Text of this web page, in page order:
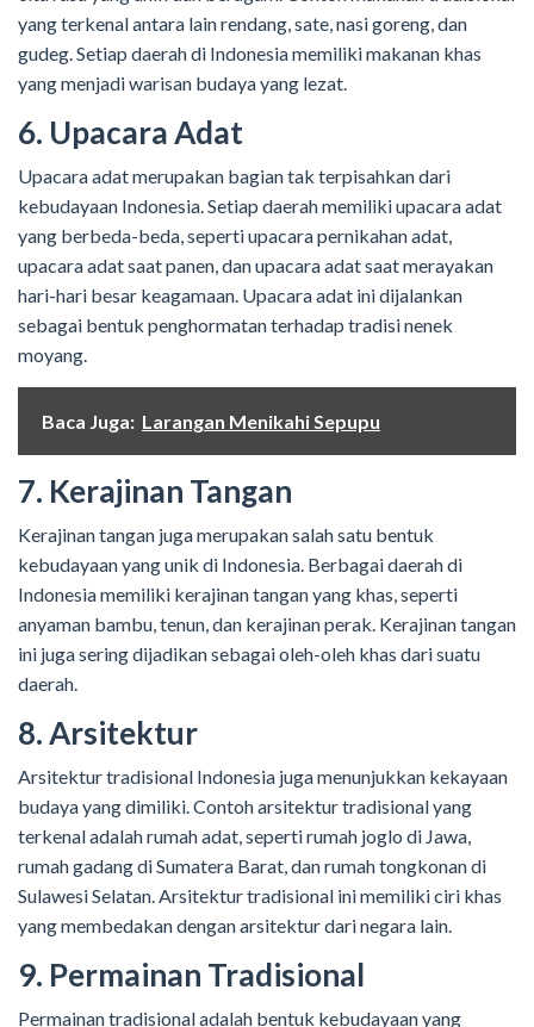
yang terkenal antara lain rendang, sate, nasi goreng, dan
gudeg. Setiap daerah di Indonesia memiliki makanan khas
yang menjadi warisan budaya yang lezat.
6. Upacara Adat
Upacara adat merupakan bagian tak terpisahkan dari
kebudayaan Indonesia. Setiap daerah memiliki upacara adat
yang berbeda-beda, seperti upacara pernikahan adat,
upacara adat saat panen, dan upacara adat saat merayakan
hari-hari besar keagamaan. Upacara adat ini dijalankan
sebagai bentuk penghormatan terhadap tradisi nenek
moyang.
Baca Juga: Larangan Menikahi Sepupu
7. Kerajinan Tangan
Kerajinan tangan juga merupakan salah satu bentuk
kebudayaan yang unik di Indonesia. Berbagai daerah di
Indonesia memiliki kerajinan tangan yang khas, seperti
anyaman bambu, tenun, dan kerajinan perak. Kerajinan tangan
ini juga sering dijadikan sebagai oleh-oleh khas dari suatu
daerah.
8. Arsitektur
Arsitektur tradisional Indonesia juga menunjukkan kekayaan
budaya yang dimiliki. Contoh arsitektur tradisional yang
terkenal adalah rumah adat, seperti rumah joglo di Jawa,
rumah gadang di Sumatera Barat, dan rumah tongkonan di
Sulawesi Selatan. Arsitektur tradisional ini memiliki ciri khas
yang membedakan dengan arsitektur dari negara lain.
9. Permainan Tradisional
Permainan tradisional adalah bentuk kebudayaan yang